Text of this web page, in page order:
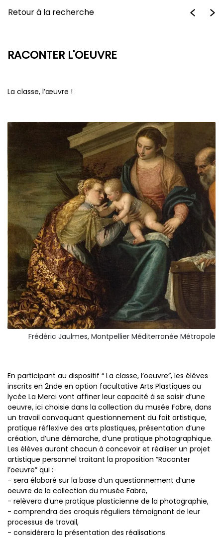
Retour à la recherche
RACONTER L'OEUVRE
La classe, l’œuvre !
Frédéric Jaulmes, Montpellier Méditerranée Métropole
En participant au dispositif “ La classe, l’oeuvre”, les élèves
inscrits en 2nde en option facultative Arts Plastiques au
lycée La Merci vont affiner leur capacité à se saisir d’une
oeuvre, ici choisie dans la collection du musée Fabre, dans
un travail convoquant questionnement du fait artistique,
pratique réflexive des arts plastiques, présentation d’une
création, d’une démarche, d’une pratique photographique.
Les élèves auront chacun à concevoir et réaliser un projet
artistique personnel traitant la proposition “Raconter
l’oeuvre” qui :
- sera élaboré sur la base d’un questionnement d’une
oeuvre de la collection du musée Fabre,
- relèvera d’une pratique plasticienne de la photographie,
- comprendra des croquis réguliers témoignant de leur
processus de travail,
- considérera la présentation des réalisations